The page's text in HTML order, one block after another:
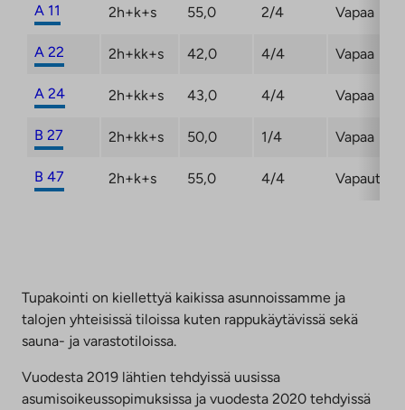
A 11 2h+k+s 55,0 2/4 Vapaa
A 22 2h+kk+s 42,0 4/4 Vapaa
A 24 2h+kk+s 43,0 4/4 Vapaa
B 27 2h+kk+s 50,0 1/4 Vapaa
B 47 2h+k+s 55,0 4/4
Tupakointi on kiellettyä kaikissa asunnoissamme ja
talojen yhteisissä tiloissa kuten rappukäytävissä sekä
sauna- ja varastotiloissa.
Vuodesta 2019 lähtien tehdyissä uusissa
asumisoikeussopimuksissa ja vuodesta 2020 tehdyissä